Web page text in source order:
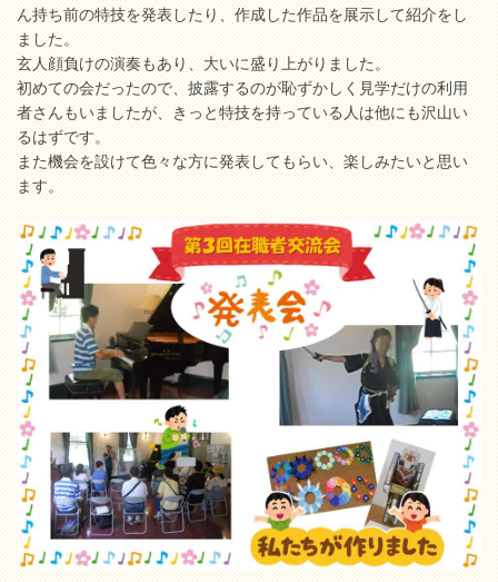
ん持ち前の特技を発表したり、作成した作品を展示して紹介をし
ました。
玄人顔負けの演奏もあり、大いに盛り上がりました。
初めての会だったので、披露するのが恥ずかしく見学だけの利用
者さんもいましたが、きっと特技を持っている人は他にも沢山い
るはずです。
また機会を設けて色々な方に発表してもらい、楽しみたいと思い
ます。